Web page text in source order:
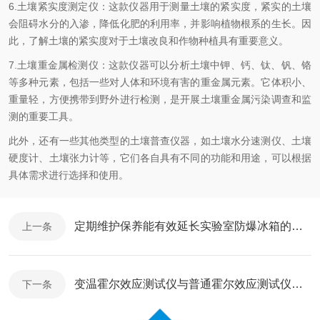
6.土壤紧实度测定仪：这款仪器用于测量土壤的紧实度，紧实的土壤
会阻碍水分的入渗，降低化肥的利用率，并影响植物根系的生长。因
此，了解土壤的紧实度对于土壤改良和作物种植具有重要意义。
7.土壤重金属检测仪：这款仪器可以分析土壤中钾、钙、钛、钒、铬
等多种元素，包括一些对人体和环境有害的重金属元素。它体积小、
重量轻，方便携带到野外进行检测，是开展土壤重金属污染调查和监
测的重要工具。
此外，还有一些其他类型的土壤普查仪器，如土壤水分速测仪、土壤
硬度计、土壤张力计等，它们各自具有不同的功能和用途，可以根据
具体需求进行选择和使用。
上一条 定期维护保养能有效延长实验室防爆冰箱的使用寿命
下一条 变温霍尔效应测试仪与普通霍尔效应测试仪相比的优势